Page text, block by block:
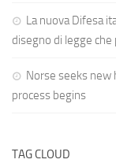
La nuova Difesa
disegno di legge
Norse seeks new
process begins
TAG CLOUD